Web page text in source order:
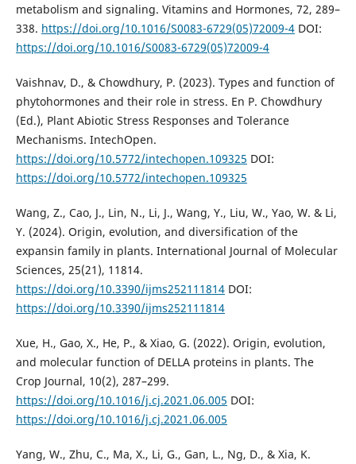
metabolism and signaling. Vitamins and Hormones, 72, 289–
338. https://doi.org/10.1016/S0083-6729(05)72009-4DOI:
https://doi.org/10.1016/S0083-6729(05)72009-4
Vaishnav, D., & Chowdhury, P. (2023). Types and function of
phytohormones and their role in stress. En P. Chowdhury
(Ed.), Plant Abiotic Stress Responses and Tolerance
Mechanisms. IntechOpen.
https://doi.org/10.5772/intechopen.109325 DOI:
https://doi.org/10.5772/intechopen.109325
Wang, Z., Cao, J., Lin, N., Li, J., Wang, Y., Liu, W., Yao, W. & Li,
Y. (2024). Origin, evolution, and diversification of the
expansin family in plants. International Journal of Molecular
Sciences, 25(21), 11814.
https://doi.org/10.3390/ijms252111814DOI:
https://doi.org/10.3390/ijms252111814
Xue, H., Gao, X., He, P., & Xiao, G. (2022). Origin, evolution,
and molecular function of DELLA proteins in plants. The
Crop Journal, 10(2), 287–299.
https://doi.org/10.1016/j.cj.2021.06.005 DOI:
https://doi.org/10.1016/j.cj.2021.06.005
Yang, W., Zhu, C., Ma, X., Li, G., Gan, L., Ng, D., & Xia, K.